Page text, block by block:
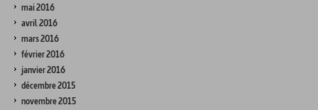
mai 2016
avril 2016
mars 2016
février 2016
janvier 2016
décembre 2015
novembre 2015